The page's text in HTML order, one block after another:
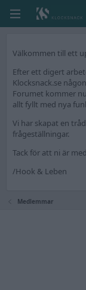
Välkommen till ett
Efter ett digert
Klocksnack.se
Forumet kommer
allt fyllt med nya
Vi har skapat en
frågeställningar.
Tack för att ni är
/Hook & Leben
Medlemmar